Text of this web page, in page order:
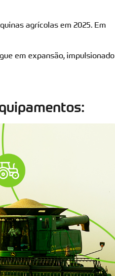
agrícolas em 2025. Em
em expansão, impulsionado